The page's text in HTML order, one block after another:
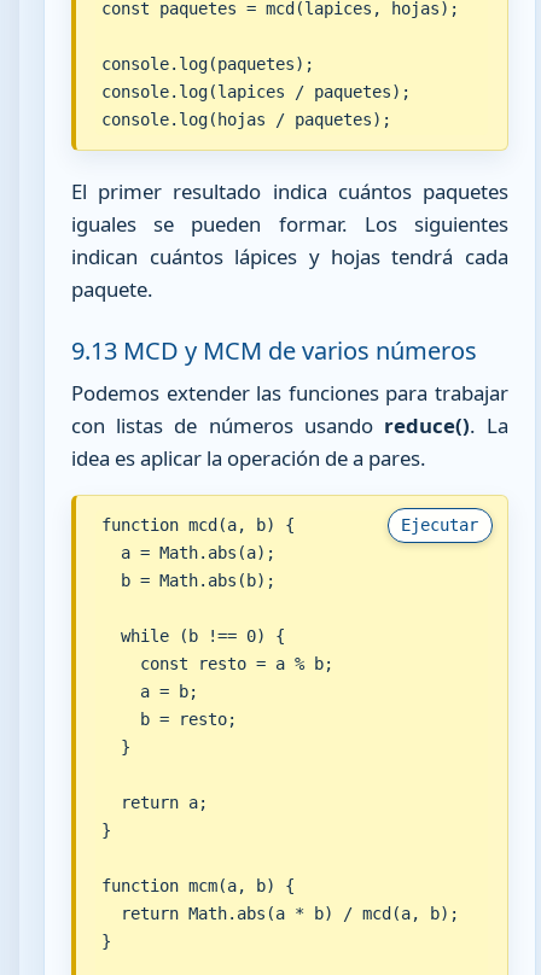
const paquetes = mcd(lapices, hojas);
console.log(paquetes);
console.log(lapices / paquetes);
console.log(hojas / paquetes);
El primer resultado indica cuántos paquetes
iguales se pueden formar. Los siguientes
indican cuántos lápices y hojas tendrá cada
paquete.
9.13 MCD y MCM de varios números
Podemos extender las funciones para trabajar
con listas de números usando reduce(). La
idea es aplicar la operación de a pares.
Ejecutar
function mcd(a, b) {
  a = Math.abs(a);
  b = Math.abs(b);
  while (b !== 0) {
    const resto = a % b;
    a = b;
    b = resto;
  }
  return a;
}
function mcm(a, b) {
  return Math.abs(a * b) / mcd(a, b);
}